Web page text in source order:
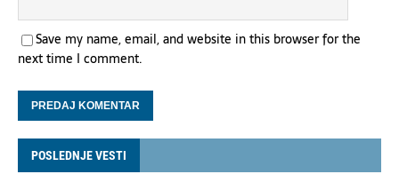
Save my name, email, and website in this browser for the
next time I comment.
POSLEDNJE VESTI